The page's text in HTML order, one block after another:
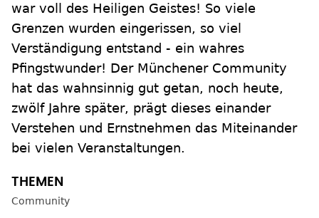
war voll des Heiligen Geistes! So viele
Grenzen wurden eingerissen, so viel
Verständigung entstand - ein wahres
Pfingstwunder! Der Münchener Community
hat das wahnsinnig gut getan, noch heute,
zwölf Jahre später, prägt dieses einander
Verstehen und Ernstnehmen das Miteinander
bei vielen Veranstaltungen.
Community